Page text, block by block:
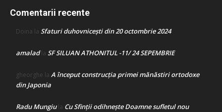
Comentarii recente
Doina la Sfaturi duhovnicești din 20 octombrie 2024
amaladla SF SILUAN ATHONITUL -11/ 24 SEPEMBRIE
gheorghe la A început construcţia primei mănăstiri ortodoxe
din Japonia
Radu Mungiula Cu Sfinții odihnește Doamne sufletul nou